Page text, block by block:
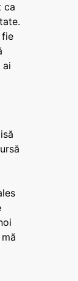
ca
fie
ai